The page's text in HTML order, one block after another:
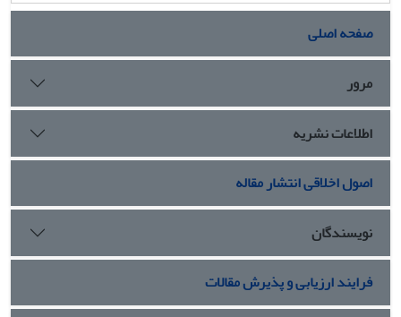
صفحه اصلی
مرور
اطلاعات نشریه
اصول اخلاقی انتشار مقاله
نویسندگان
فرایند ارزیابی و پذیرش مقالات